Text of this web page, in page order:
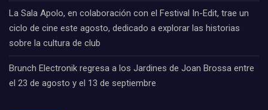
La Sala Apolo, en colaboración con el Festival In-Edit, trae un
ciclo de cine este agosto, dedicado a explorar las historias
sobre la cultura de club
Brunch Electronik regresa a los Jardines de Joan Brossa entre
el 23 de agosto y el 13 de septiembre